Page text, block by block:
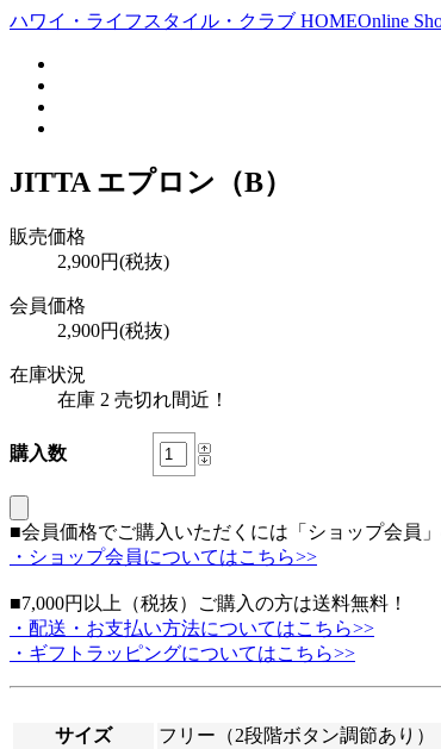
ハワイ・ライフスタイル・クラブ HOMEOnline
JITTA エプロン（B）
販売価格
2,900円(税抜)
会員価格
2,900円(税抜)
在庫状況
在庫 2 売切れ間近！
購入数
■会員価格でご購入いただくには「ショップ会員」
・ショップ会員についてはこちら>>
■7,000円以上（税抜）ご購入の方は送料無料！
・配送・お支払い方法についてはこちら>>
・ギフトラッピングについてはこちら>>
サイズ
フリー（2段階ボタン調節あり）